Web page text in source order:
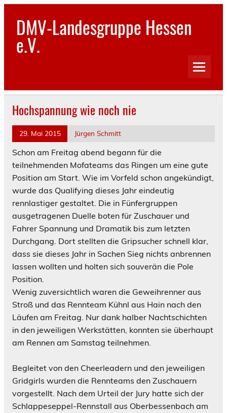
Skip
contentDMV-Landesgruppe Hessen
e.V.
Hochspannung wie noch nie
29. Mai 2015 Jürgen Schmitt
Schon am Freitag abend begann für die
teilnehmenden Mofateams das Ringen um eine gute
Position am Start. Wie im Vorfeld schon angekündigt,
wurde das Qualifying dieses Jahr eindeutig
rennlastiger gestaltet. Die in Fünfergruppen
ausgetragenen Duelle boten für Zuschauer und
Fahrer Spannung und Dramatik bis zum letzten
Durchgang. Dort stellten die Gripsucher schnell klar,
dass sie dieses Jahr in Sachen Sieg nichts anbrennen
lassen wollten und holten sich souverän die Pole
Position.
Wenig zuversichtlich waren die Geweihrenner aus
Stroß und das Rennteam Kühnl aus Hain nach den
Läufen am Freitag. Nur dank halber Nachtschichten
in den jeweiligen Werkstätten, konnten sie überhaupt
am Rennen am Samstag teilnehmen.
Begleitet von den Cheerleadern und den jeweiligen
Gridgirls wurden die Rennteams den Zuschauern
vorgestellt. Nach dem Urteil der Jury hatte sich der
Schlappeseppel-Rennstall aus Oberbessenbach am